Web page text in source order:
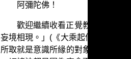
阿彌陀佛！
歡迎繼續收看正覺教團所推出
妄境相現。」(《大乘起信論》卷上
所取就是意識所緣的對象。而這個